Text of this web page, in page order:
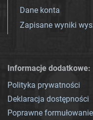
Dane konta
Zapisane wyniki
Informacje dodatkowe:
Polityka prywatności
Deklaracja dostępności
Poprawne